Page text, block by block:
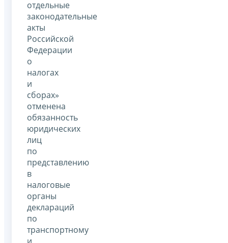
отдельные
законодательные
акты
Российской
Федерации
о
налогах
и
сборах»
отменена
обязанность
юридических
лиц
по
представлению
в
налоговые
органы
деклараций
по
транспортному